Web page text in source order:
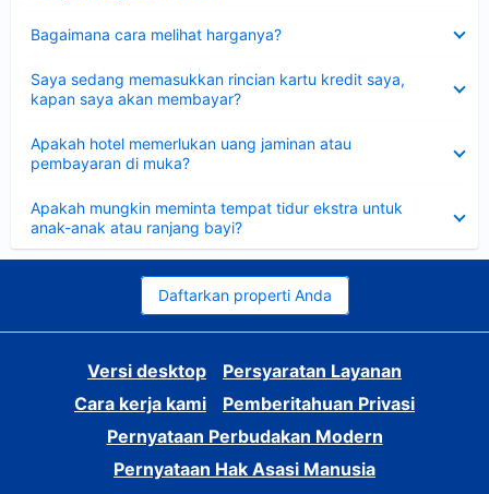
Bagaimana cara melihat harganya?
Saya sedang memasukkan rincian kartu kredit saya,
kapan saya akan membayar?
Apakah hotel memerlukan uang jaminan atau
pembayaran di muka?
Apakah mungkin meminta tempat tidur ekstra untuk
anak-anak atau ranjang bayi?
Daftarkan properti Anda
Versi desktop
Persyaratan Layanan
Cara kerja kami
Pemberitahuan Privasi
Pernyataan Perbudakan Modern
Pernyataan Hak Asasi Manusia